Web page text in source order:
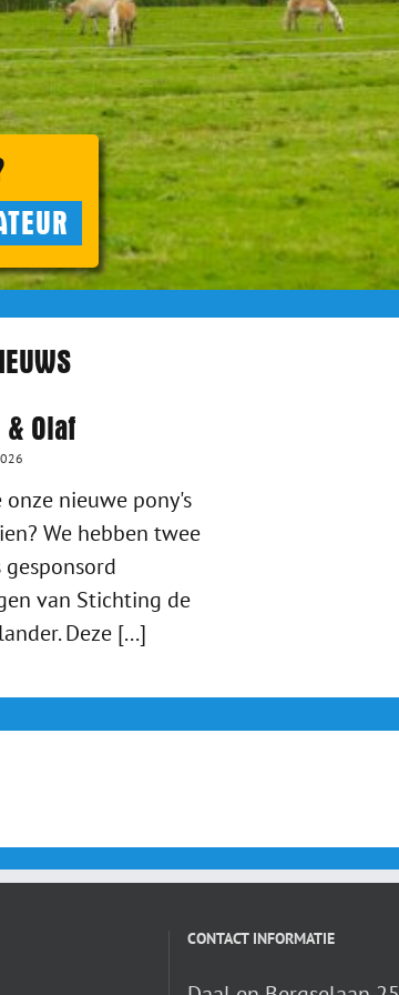
Olaf
onze nieuwe pony's
We hebben twee
gesponsord
van Stichting de
Deze [...]
CONTACT INFORMATIE